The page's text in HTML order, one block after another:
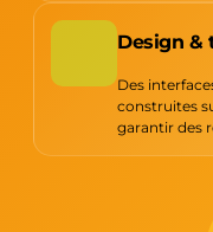
Design &
Des
construites
garantir des